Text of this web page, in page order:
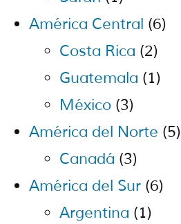
América Central (6)
Costa Rica (2)
Guatemala (1)
México (3)
América del Norte (5)
Canadá (3)
América del Sur (6)
Argentina (1)